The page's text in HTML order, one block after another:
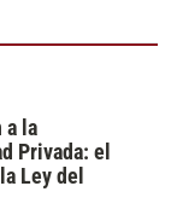
a la
Privada: el
Ley del